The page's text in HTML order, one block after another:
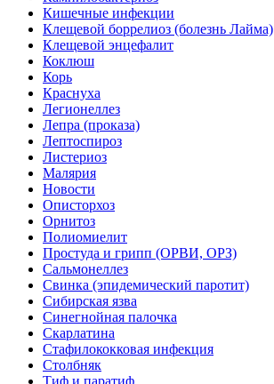
Кишечные инфекции
Клещевой боррелиоз (болезнь Лайма)
Клещевой энцефалит
Коклюш
Корь
Краснуха
Легионеллез
Лепра (проказа)
Лептоспироз
Листериоз
Малярия
Новости
Описторхоз
Орнитоз
Полиомиелит
Простуда и грипп (ОРВИ, ОРЗ)
Сальмонеллез
Свинка (эпидемический паротит)
Сибирская язва
Синегнойная палочка
Скарлатина
Стафилококковая инфекция
Столбняк
Тиф и паратиф